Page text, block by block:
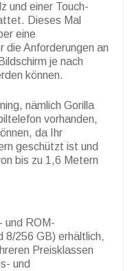
und einer Touch-
Dieses Mal
eine
die Anforderungen an
je nach
können.
nämlich Gorilla
vorhanden,
da Ihr
geschützt ist und
bis zu 1,6 Metern
und ROM-
8/256 GB) erhältlich,
Preisklassen
und